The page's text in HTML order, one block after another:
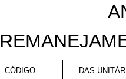
CÓDIGO
DAS-